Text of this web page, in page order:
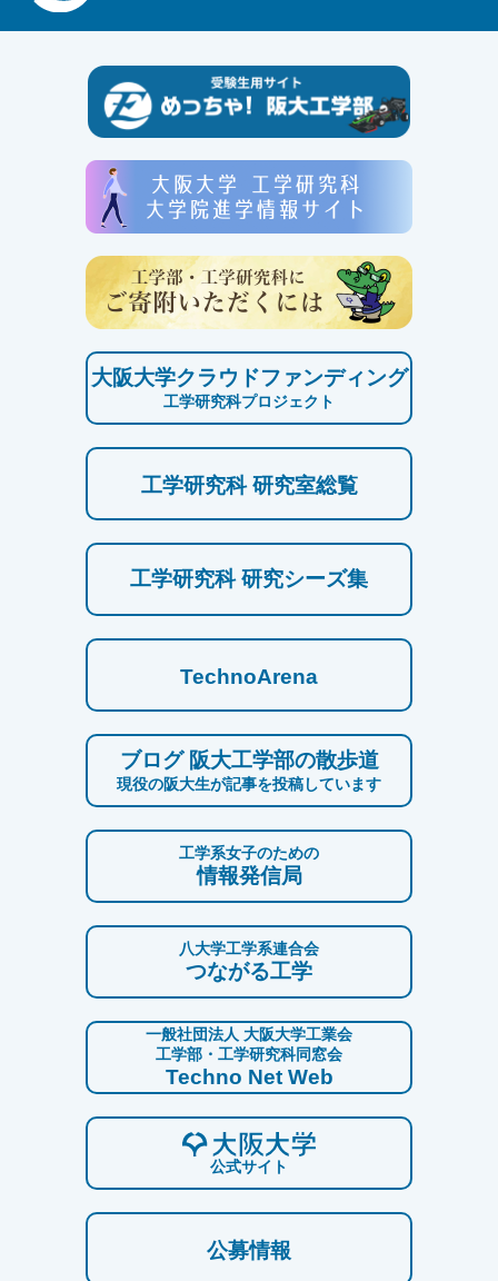
大阪大学クラウドファンディング
工学研究科プロジェクト
工学研究科 研究室総覧
工学研究科 研究シーズ集
TechnoArena
ブログ 阪大工学部の散歩道
現役の阪大生が記事を投稿しています
工学系女子のための
情報発信局
八大学工学系連合会
つながる工学
一般社団法人 大阪大学工業会
工学部・工学研究科同窓会
Techno Net Web
公式サイト
公募情報